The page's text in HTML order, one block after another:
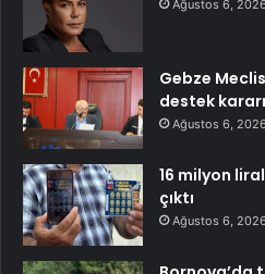
Ağustos 6, 2026
Gebze
destek kararı
Ağustos 6, 2026
16 milyon
çıktı
Ağustos 6, 2026